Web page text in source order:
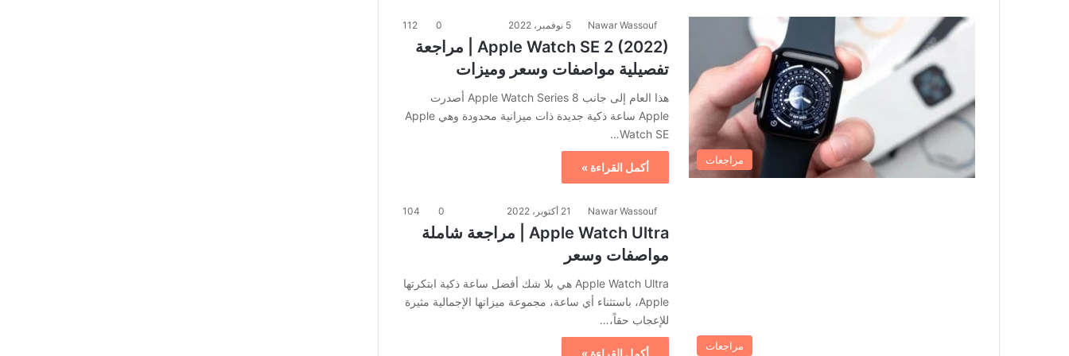
مراجعات
Nawar Wassouf 5 نوفمبر، 2022 0
112
Apple Watch SE 2 (2022) | مراجعة
تفصيلية مواصفات وسعر وميزات
هذا العام إلى جانب Apple Watch Series 8 أصدرت
Apple ساعة ذكية جديدة ذات ميزانية محدودة وهي Apple
Watch SE…
أكمل القراءة »
مراجعات
Nawar Wassouf 21 أكتوبر، 2022 0
104
Apple Watch Ultra | مراجعة شاملة
مواصفات وسعر
Apple Watch Ultra هي بلا شك أفضل ساعة ذكية ابتكرتها
Apple، باستثناء أي ساعة، مجموعة ميزاتها الإجمالية مثيرة
للإعجاب حقاً،…
أكمل القراءة »